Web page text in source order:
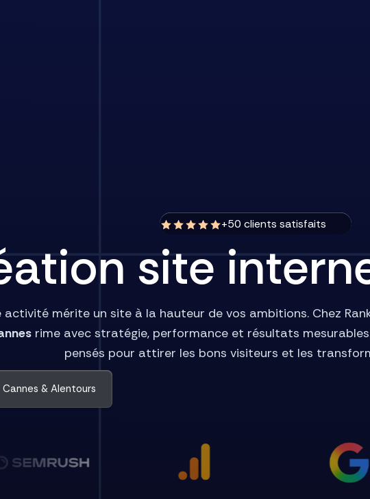
+50 clients satisfaits
site
activité mérite un site à la hauteur de vos ambitions. Chez
rime avec stratégie, performance et résultats
pensés pour attirer les bons visiteurs et les
Cannes & Alentours